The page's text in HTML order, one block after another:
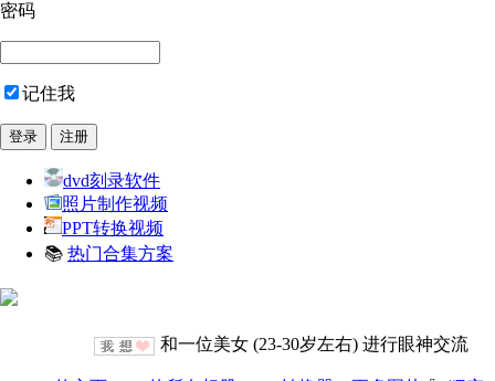
密码
记住我
dvd刻录软件
照片制作视频
PPT转换视频
📚 热门合集方案
和一位美女 (23-30岁左右) 进行眼神交流